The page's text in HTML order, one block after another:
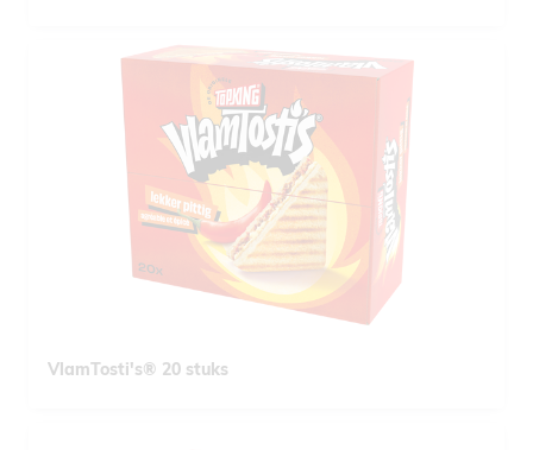
VlamTosti's® 20 stuks